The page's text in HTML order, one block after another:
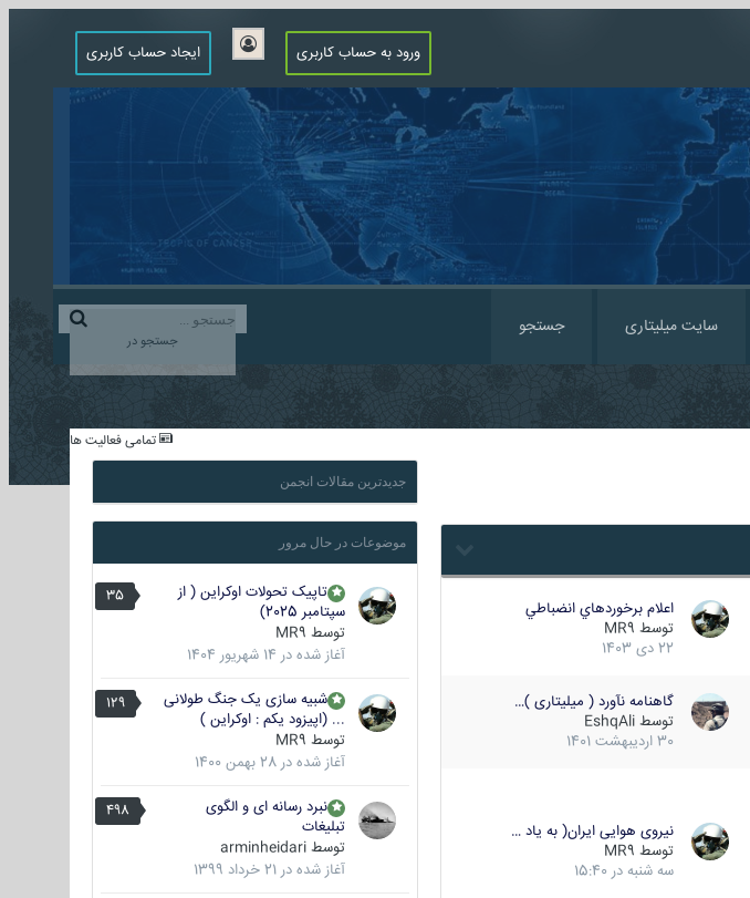
ورود به حساب کاربری ایجاد حساب کاربری
جستجو در
سایت میلیتاری جستجو
تمامی فعالیت ها
اعلام برخوردهاي انضباطي
توسط MR9
22 دی 1403
گاهنامه نآورد ( میلیتاری )…
توسط EshqAli
30 اردیبهشت 1401
نیروی هوایی ایران( به یاد …
توسط MR9
سه شنبه در 15:40
جدیدترین مقالات انجمن
موضوعات در حال مرور
35
تاپیک تحولات اوکراین ( از
سپتامبر 2025)
توسط MR9
آغاز شده در 14 شهریور 1404
129
شبیه سازی یک جنگ طولانی
... (اپیزود یکم : اوکراین )
توسط MR9
آغاز شده در 28 بهمن 1400
498
نبرد رسانه ای و الگوی
تبلیغات
توسط arminheidari
آغاز شده در 21 خرداد 1399